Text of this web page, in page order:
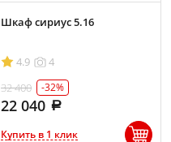
Шкаф сириус 5.16
4.9
4
32 400
-32%
22 040
Купить в 1 клик